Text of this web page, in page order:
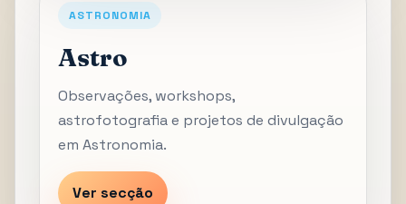
ASTRONOMIA
Astro
Observações, workshops,
astrofotografia e projetos de divulgação
em Astronomia.
Ver secção